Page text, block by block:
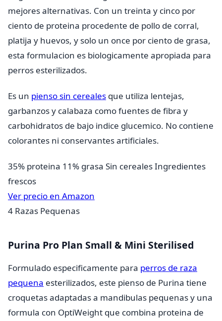
mejores alternativas. Con un treinta y cinco por
ciento de proteina procedente de pollo de corral,
platija y huevos, y solo un once por ciento de grasa,
esta formulacion es biologicamente apropiada para
perros esterilizados.
Es un pienso sin cereales que utiliza lentejas,
garbanzos y calabaza como fuentes de fibra y
carbohidratos de bajo indice glucemico. No contiene
colorantes ni conservantes artificiales.
35% proteina 11% grasa Sin cerealesIngredientes
frescos
Ver precio en Amazon
4 Razas Pequenas
Purina Pro Plan Small & Mini Sterilised
Formulado especificamente para perros de raza
pequena esterilizados, este pienso de Purina tiene
croquetas adaptadas a mandibulas pequenas y una
formula con OptiWeight que combina proteina de